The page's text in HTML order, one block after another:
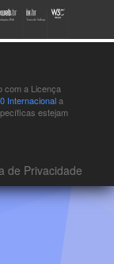
com a Licença
Internacionala
estejam
de Privacidade